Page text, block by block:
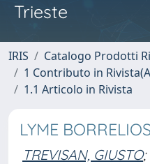
Trieste
IRIS
Catalogo Prodotti
1 Contributo in
1.1 Articolo in Rivista
LYME
TREVISAN, GIUSTO;